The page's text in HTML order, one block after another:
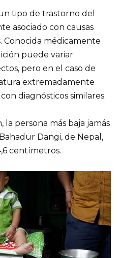
tipo de trastorno del
asociado con causas
Conocida médicamente
puede variar
pero en el caso de
extremadamente
diagnósticos similares.
la persona más baja jamás
Dangi, de Nepal,
centímetros.